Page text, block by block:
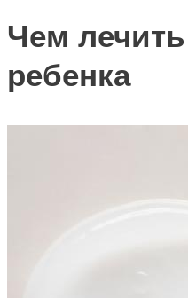
Чем
ребенка